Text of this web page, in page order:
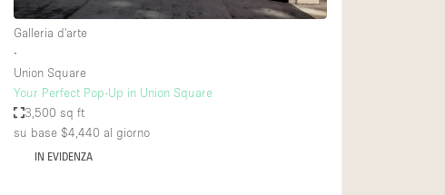
Galleria d'arte
∙
Union Square
Your Perfect Pop-Up in Union Square
3,500 sq ft
su base $4,440 al giorno
IN EVIDENZA